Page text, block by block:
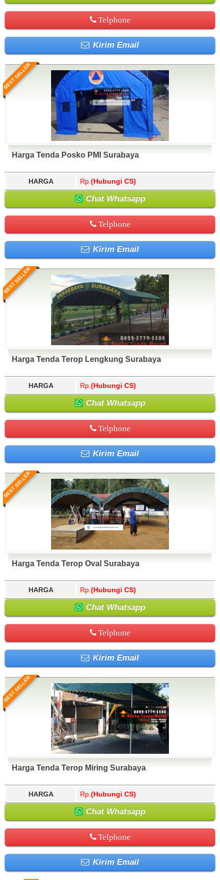
Telphone
Kirim Email
BEST SELLER
Harga Tenda Posko PMI Surabaya
HARGA Rp. (Hubungi CS)
Chat Whatsapp
Telphone
Kirim Email
BEST SELLER
Harga Tenda Terop Lengkung Surabaya
HARGA Rp. (Hubungi CS)
Chat Whatsapp
Telphone
Kirim Email
BEST SELLER
Harga Tenda Terop Oval Surabaya
HARGA Rp. (Hubungi CS)
Chat Whatsapp
Telphone
Kirim Email
BEST SELLER
Harga Tenda Terop Miring Surabaya
HARGA Rp. (Hubungi CS)
Chat Whatsapp
Telphone
Kirim Email